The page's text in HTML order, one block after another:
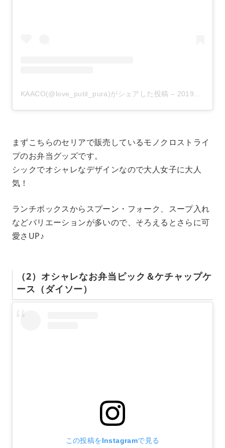
KAACO(@love_putit_pura)がシェアした投稿 – 2019年 2月月9日午前1時12分PST
まずこちらのセリアで販売しているモノクロストライ
プのお弁当グッズです。
シックでオシャレなデザインなので大人女子に大人
気！
ランチボックスからスプーン・フォーク、スープ入れ
などバリエーションが多いので、そろえるとさらに可
愛さUP♪
（2）オシャレなお弁当ピック＆ケチャップケ
ース（ダイソー）
この投稿をInstagramで見る